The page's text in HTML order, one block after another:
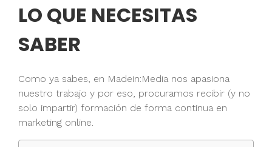
LO QUE NECESITAS
SABER
Como ya sabes, en Madein:Media nos apasiona
nuestro trabajo y por eso, procuramos recibir (y no
solo impartir) formación de forma continua en
marketing online.